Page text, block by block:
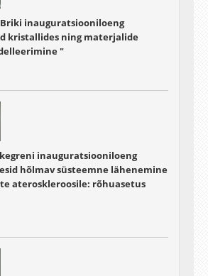
inauguratsiooniloeng
kristallides ning materjalide
"
inauguratsiooniloeng
hõlmav süsteemne lähenemine
ateroskleroosile: rõhuasetus